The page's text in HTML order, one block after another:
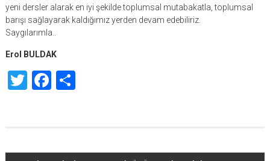
yeni dersler alarak en iyi şekilde toplumsal mutabakatla, toplumsal
barışı sağlayarak kaldığımız yerden devam edebiliriz.
Saygılarımla..
Erol BULDAK
TwitterFacebook
Share